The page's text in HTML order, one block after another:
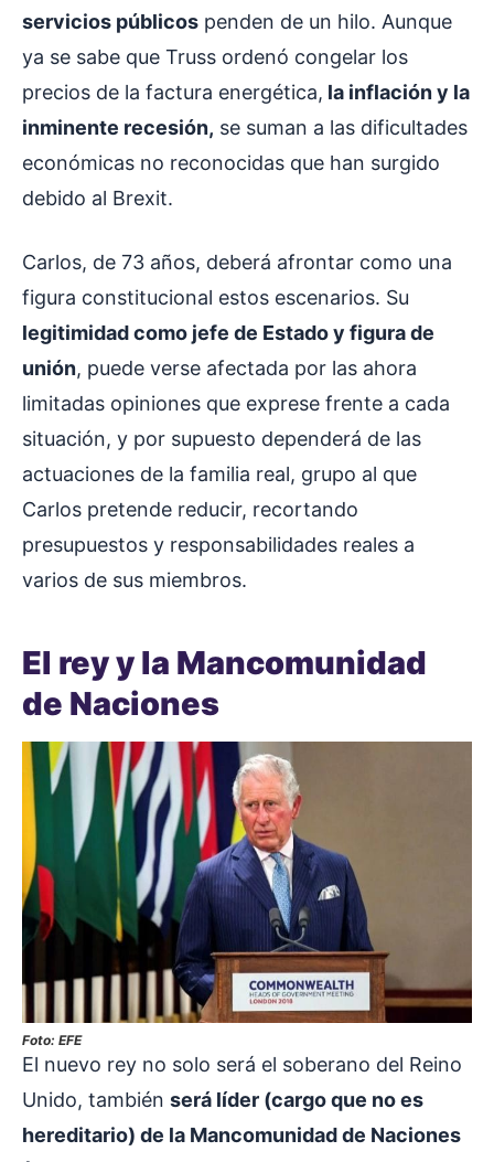
servicios públicos penden de un hilo. Aunque
ya se sabe que Truss ordenó congelar los
precios de la factura energética, la inflación y la
inminente recesión, se suman a las dificultades
económicas no reconocidas que han surgido
debido al Brexit.
Carlos, de 73 años, deberá afrontar como una
figura constitucional estos escenarios. Su
legitimidad como jefe de Estado y figura de
unión, puede verse afectada por las ahora
limitadas opiniones que exprese frente a cada
situación, y por supuesto dependerá de las
actuaciones de la familia real, grupo al que
Carlos pretende reducir, recortando
presupuestos y responsabilidades reales a
varios de sus miembros.
El rey y la Mancomunidad
de Naciones
Foto: EFE
El nuevo rey no solo será el soberano del Reino
Unido, también será líder (cargo que no es
hereditario) de la Mancomunidad de Naciones